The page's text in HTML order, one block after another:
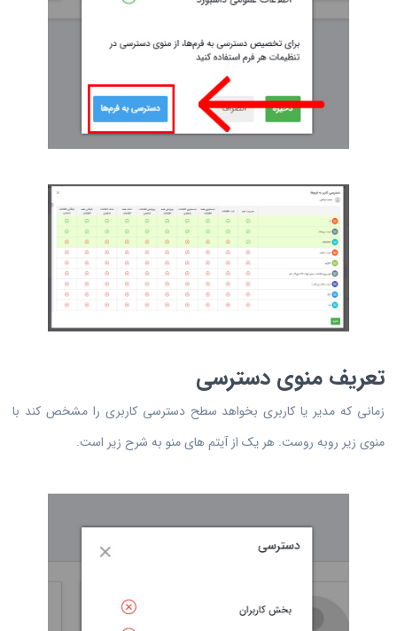
تعریف منوی دسترسی
زمانی که مدیر یا کاربری بخواهد سطح دسترسی کاربری را مشخص کند با
منوی زیر روبه روست. هر یک از آیتم های منو به شرح زیر است.